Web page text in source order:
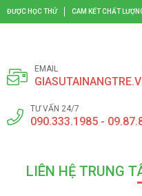
ĐƯỢC HỌC THỬ CAM KẾT CHẤT
EMAIL
TƯ VẤN 24/7
090.333.1985 -
LIÊN HỆ TRUNG